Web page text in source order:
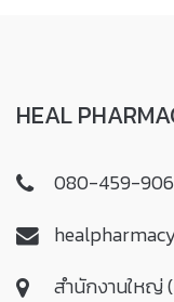
HEAL
080-459-
สำนักงานใหญ่